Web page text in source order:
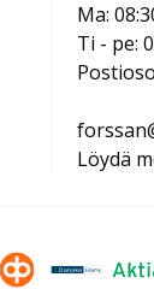
Ma:
Ti - pe:
Löydä